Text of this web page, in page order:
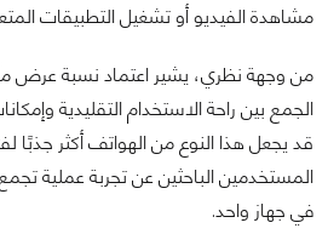
مشاهدة الفيديو أو تشغيل التطبيقات
الجمع بين راحة الاستخدام التقليدية
قد يجعل هذا النوع من الهواتف أكثر جذبًا
المستخدمين الباحثين عن تجربة عملية
في جهاز واحد.